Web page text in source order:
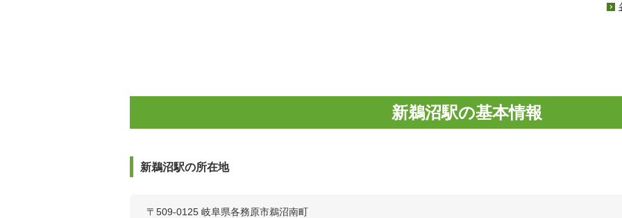
新鵜沼駅の基本情報
新鵜沼駅の所在地
〒509-0125 岐阜県各務原市鵜沼南町